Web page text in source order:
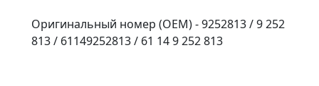
Оригинальный номер (OEM) - 9252813 / 9 252
813 / 61149252813 / 61 14 9 252 813